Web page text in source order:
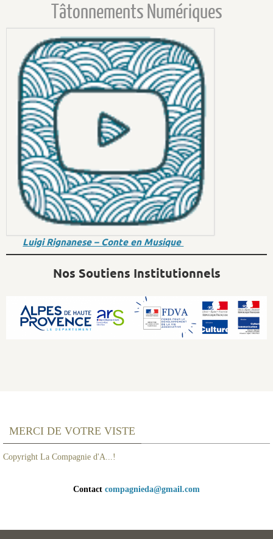
Tâtonnements Numériques
Luigi Rignanese – Conte en Musique
Nos Soutiens Institutionnels
MERCI DE VOTRE VISTE
Copyright La Compagnie d'A...!
Contact compagnieda@gmail.com